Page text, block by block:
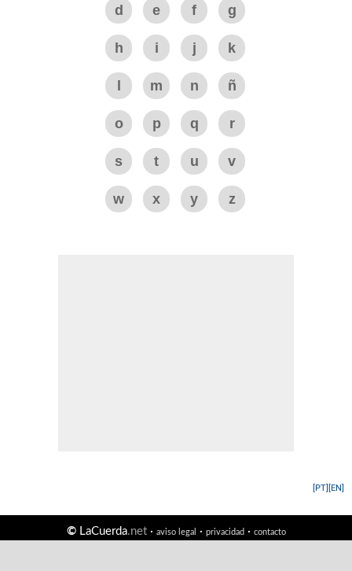
d e f g
h i j k
m n ñ
o p q r
s t u v
w x y z
[EN]
[PT]
©LaCuerda.net· aviso legal · privacidad· contacto